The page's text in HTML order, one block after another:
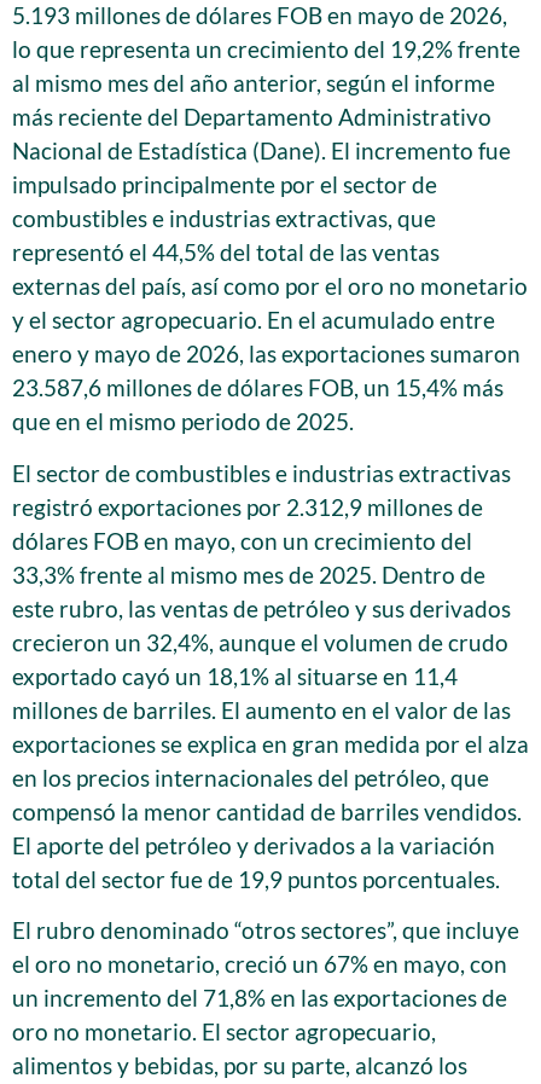
5.193 millones de dólares FOB en mayo de 2026,
lo que representa un crecimiento del 19,2% frente
al mismo mes del año anterior, según el informe
más reciente del Departamento Administrativo
Nacional de Estadística (Dane). El incremento fue
impulsado principalmente por el sector de
combustibles e industrias extractivas, que
representó el 44,5% del total de las ventas
externas del país, así como por el oro no monetario
y el sector agropecuario. En el acumulado entre
enero y mayo de 2026, las exportaciones sumaron
23.587,6 millones de dólares FOB, un 15,4% más
que en el mismo periodo de 2025.
El sector de combustibles e industrias extractivas
registró exportaciones por 2.312,9 millones de
dólares FOB en mayo, con un crecimiento del
33,3% frente al mismo mes de 2025. Dentro de
este rubro, las ventas de petróleo y sus derivados
crecieron un 32,4%, aunque el volumen de crudo
exportado cayó un 18,1% al situarse en 11,4
millones de barriles. El aumento en el valor de las
exportaciones se explica en gran medida por el alza
en los precios internacionales del petróleo, que
compensó la menor cantidad de barriles vendidos.
El aporte del petróleo y derivados a la variación
total del sector fue de 19,9 puntos porcentuales.
El rubro denominado “otros sectores”, que incluye
el oro no monetario, creció un 67% en mayo, con
un incremento del 71,8% en las exportaciones de
oro no monetario. El sector agropecuario,
alimentos y bebidas, por su parte, alcanzó los